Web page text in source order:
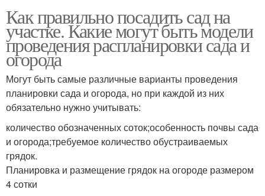
Как правильно посадить сад на
участке. Какие могут быть модели
проведения распланировки сада и
огорода
Могут быть самые различные варианты проведения
планировки сада и огорода, но при каждой из них
обязательно нужно учитывать:
количество обозначенных соток;особенность почвы сада
и огорода;требуемое количество обустраиваемых
грядок.
Планировка и размещение грядок на огороде размером
4 сотки